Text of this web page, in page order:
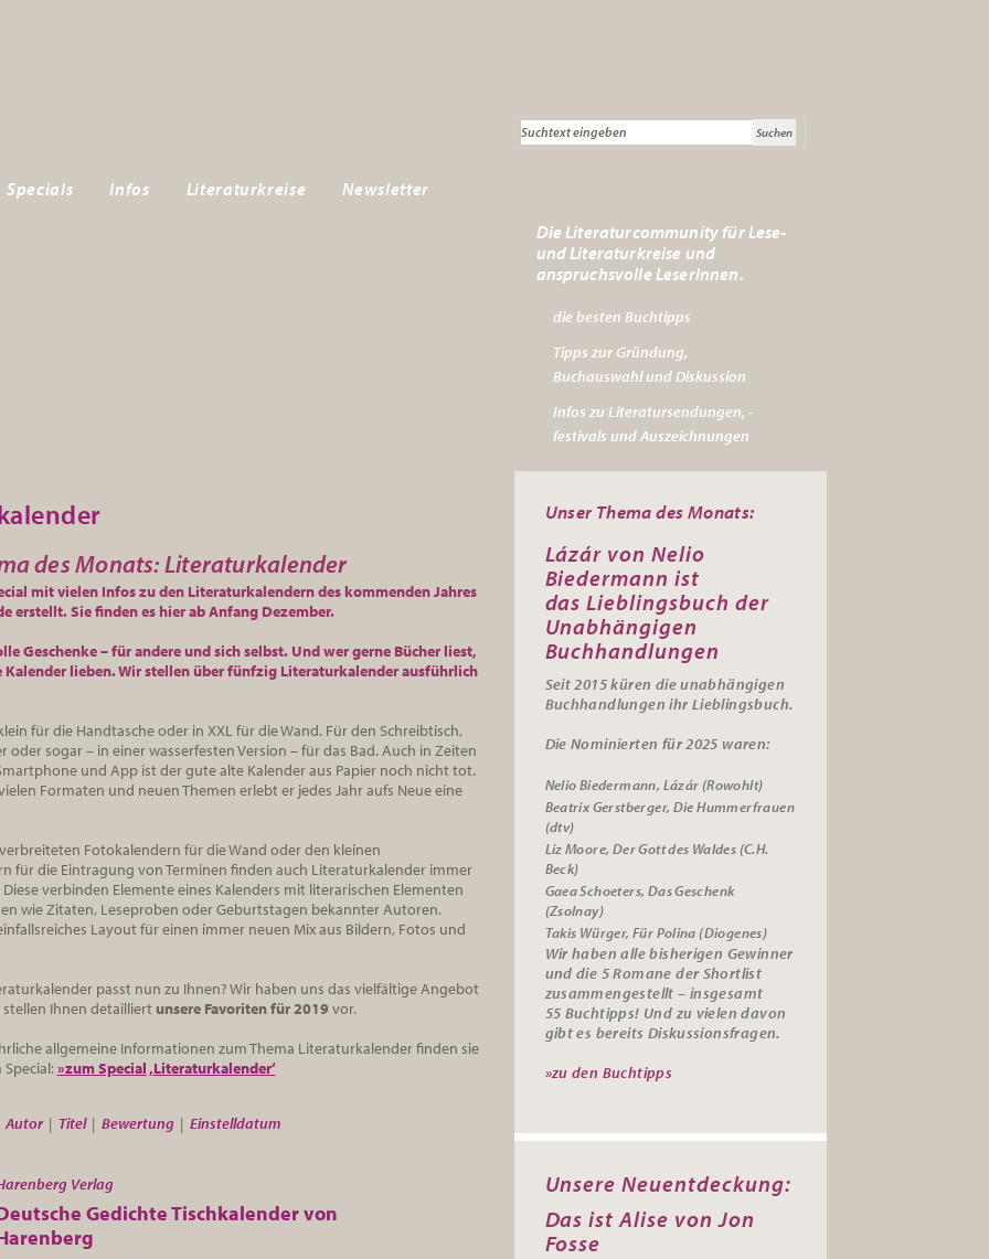
Specials Infos Literaturkreise
Newsletter
Die Literaturcommunity für Lese-
und Literaturkreise und
anspruchsvolle LeserInnen.
die besten Buchtipps
Tipps zur Gründung,
Buchauswahl und Diskussion
Infos zu Literatursendungen, -
festivals und Auszeichnungen
des Monats: Literaturkalender
mit vielen Infos zu den Literaturkalendern des kommenden Jahres
erstellt. Sie finden es hier ab Anfang Dezember.
Geschenke – für andere und sich selbst. Und wer gerne Bücher liest,
lieben. Wir stellen über fünfzig Literaturkalender ausführlich
für die Handtasche oder in XXL für die Wand. Für den Schreibtisch,
oder sogar – in einer wasserfesten Version – für das Bad. Auch in Zeiten
und App ist der gute alte Kalender aus Papier noch nicht tot.
Formaten und neuen Themen erlebt er jedes Jahr aufs Neue eine
Fotokalendern für die Wand oder den kleinen
für die Eintragung von Terminen finden auch Literaturkalender immer
verbinden Elemente eines Kalenders mit literarischen Elementen
wie Zitaten, Leseproben oder Geburtstagen bekannter Autoren.
Layout für einen immer neuen Mix aus Bildern, Fotos und
passt nun zu Ihnen? Wir haben uns das vielfältige Angebot
Ihnen detailliert unsere Favoriten für 2019vor.
allgemeine Informationen zum Thema Literaturkalender finden sie
»zum Special ‚Literaturkalender‘
Autor | Titel | Bewertung | Einstelldatum
Verlag
Gedichte Tischkalender von
Unser Thema des Monats:
Lázár von Nelio
Biedermann ist
dasLieblingsbuch der
Unabhängigen
Buchhandlungen
Seit 2015 küren die unabhängigen
Buchhandlungen ihr Lieblingsbuch.
Die Nominierten für 2025 waren:
Nelio Biedermann, Lázár (Rowohlt)
Beatrix Gerstberger, Die Hummerfrauen
(dtv)
Liz Moore, Der Gott des Waldes (C.H.
Beck)
Gaea Schoeters, Das Geschenk
(Zsolnay)
Takis Würger, Für Polina (Diogenes)
Wir haben alle bisherigen Gewinner
und die 5 Romane der Shortlist
zusammengestellt – insgesamt
55 Buchtipps! Und zu vielen davon
gibt es bereits Diskussionsfragen.
»zu den Buchtipps
Unsere Neuentdeckung:
Das ist Alise von Jon
Fosse